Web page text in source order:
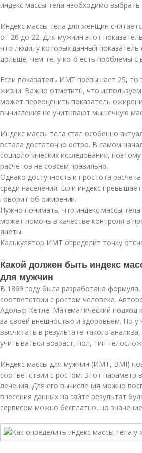
индекс массы тела необходимо выбрать
Индекс массы тела для женщин
от 20 до 22. Для мужчин этот
что люди, у которых данный показатель
дольше, чем те, у кого есть проблемы с
Если показатель ИМТ превышает 25, то
жизни. Важно отметить, что
может переоценить показатель
вычисления не учитывают мышечную
Индекс массы тела стал особенно
встала достаточно остро. В самом
социологических исследования,
расчетов не совсем правильно.
Однако доступность и простота
среди населения. Если индекс
говорит об ожирении.
Нужно понимать, что индекс массы
может помочь в качестве контроля в
диеты.
Калькулятор ИМТ определит точку
Какой должен быть индекс
для мужчин
В 1869 году была разработана
соответствии с ростом человека.
Адольф Кетле. Математический подход
за своей внешностью и здоровьем. Но
высчитать в результате такого
учитываться возраст, пол, тип
Индекс массы для мужчин (ИМТ, BMI)
соответствии с ростом. Этот параметр
лечения. Для его вычисления можно
внесения данных на сайте результат
сервисом можно бесплатно, но